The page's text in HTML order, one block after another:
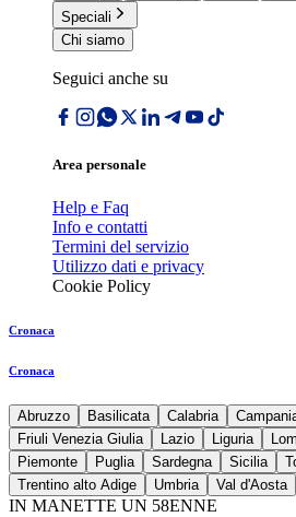
Speciali
Chi siamo
Seguici anche su
Area personale
Help e Faq
Info e contatti
Termini del servizio
Utilizzo dati e privacy
Cookie Policy
Cronaca
Cronaca
Abruzzo Basilicata Calabria
Friuli Venezia Giulia
Lazio Liguria
Piemonte
Puglia Sardegna Sicilia
Trentino alto Adige
Umbria Val d'Aosta
IN MANETTE UN 58ENNE